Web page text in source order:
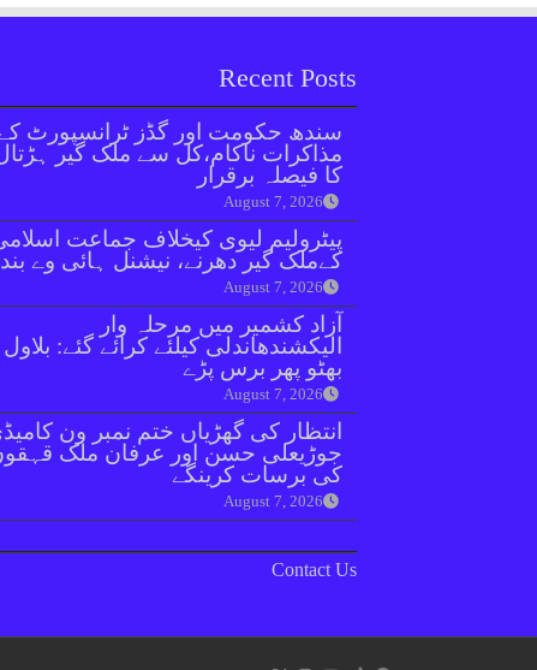
Recent Posts
سندھ حکومت اور گڈز ٹرانسپورٹ
مذاکرات ناکام،کل سے ملک گیر
کا فیصلہ برقرار
August 7, 2026
پیٹرولیم لیوی کیخلاف جماعت
کےملک گیر دھرنے، نیشنل ہائی وے بند
August 7, 2026
آزاد کشمیر میں مرحلہ وار
الیکشندھاندلی کیلئے کرائے گئے: بلاول
بھٹو پھر برس پڑے
August 7, 2026
انتظار کی گھڑیاں ختم نمبر ون
جوڑیعلی حسن اور عرفان ملک
کی برسات کرینگے
August 7, 2026
Contact Us